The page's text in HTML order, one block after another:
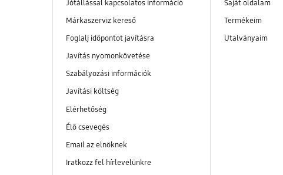
Jótállással kapcsolatos információ
Márkaszerviz kereső
Foglalj időpontot javításra
Javítás nyomonkövetése
Szabályozási információk
Javítási költség
Elérhetőség
Élő csevegés
Email az elnöknek
Iratkozz fel hírlevelünkre
Saját oldalam
Termékeim
Utalványaim